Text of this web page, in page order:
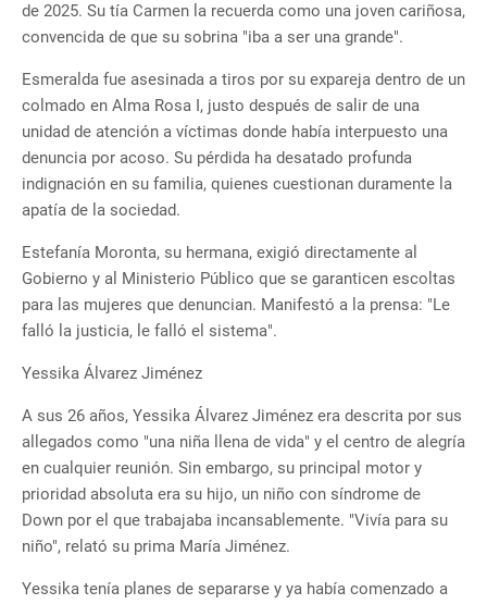
de 2025. Su tía Carmen la recuerda como una joven cariñosa,
convencida de que su sobrina "iba a ser una grande".
Esmeralda fue asesinada a tiros por su expareja dentro de un
colmado en Alma Rosa I, justo después de salir de una
unidad de atención a víctimas donde había interpuesto una
denuncia por acoso. Su pérdida ha desatado profunda
indignación en su familia, quienes cuestionan duramente la
apatía de la sociedad.
Estefanía Moronta, su hermana, exigió directamente al
Gobierno y al Ministerio Público que se garanticen escoltas
para las mujeres que denuncian. Manifestó a la prensa: "Le
falló la justicia, le falló el sistema".
Yessika Álvarez Jiménez
A sus 26 años, Yessika Álvarez Jiménez era descrita por sus
allegados como "una niña llena de vida" y el centro de alegría
en cualquier reunión. Sin embargo, su principal motor y
prioridad absoluta era su hijo, un niño con síndrome de
Down por el que trabajaba incansablemente. "Vivía para su
niño", relató su prima María Jiménez.
Yessika tenía planes de separarse y ya había comenzado a